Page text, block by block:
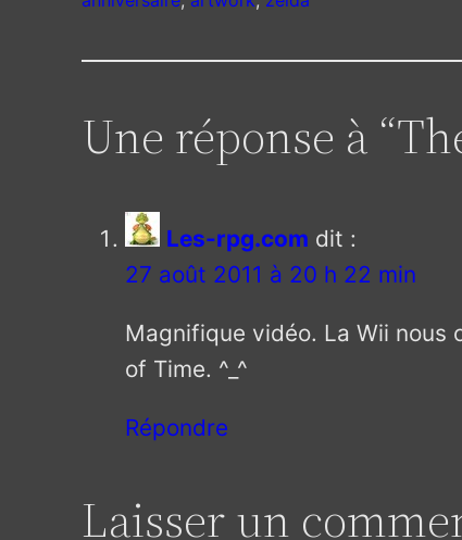
Une réponse à
Les-rpg.com dit :
27 août 2011 à 20 h 22 min
Magnifique vidéo. La Wii nous
of Time. ^_^
Répondre
Laisser un